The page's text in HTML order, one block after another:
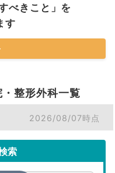
べきこと」を
す
整形外科一覧
2026/08/07時点
索